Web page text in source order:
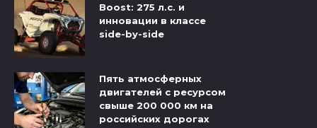
Boost: 275 л.с. и
инновации в классе
side-by-side
Пять атмосферных
двигателей с ресурсом
свыше 200 000 км на
российских дорогах